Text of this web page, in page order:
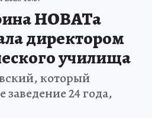
НОВАТа
директором
училища
который
заведение 24 года,